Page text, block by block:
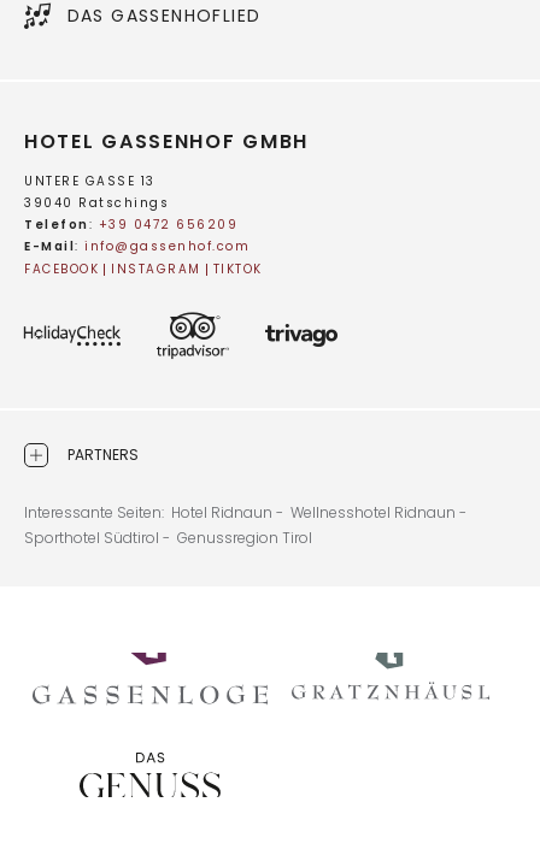
DAS GASSENHOFLIED
HOTEL GASSENHOF GMBH
UNTERE GASSE 13
39040 Ratschings
Telefon: +39 0472 656209
E-Mail: info@ gassenhof.com
FACEBOOK
INSTAGRAM TIKTOK
PARTNERS
Interessante Seiten: Hotel Ridnaun - Wellnesshotel Ridnaun -
Sporthotel Südtirol - Genussregion Tirol